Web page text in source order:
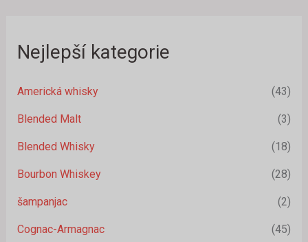
Nejlepší kategorie
Americká whisky (43)
Blended Malt (3)
Blended Whisky (18)
Bourbon Whiskey (28)
šampanjac (2)
Cognac-Armagnac (45)